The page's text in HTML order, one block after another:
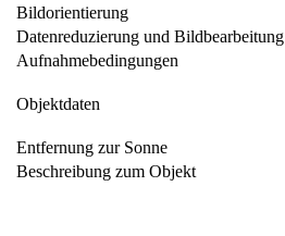
Bildorientierung
Datenreduzierung und Bildbearbeitung
Aufnahmebedingungen
Objektdaten
Entfernung zur Sonne
Beschreibung zum Objekt